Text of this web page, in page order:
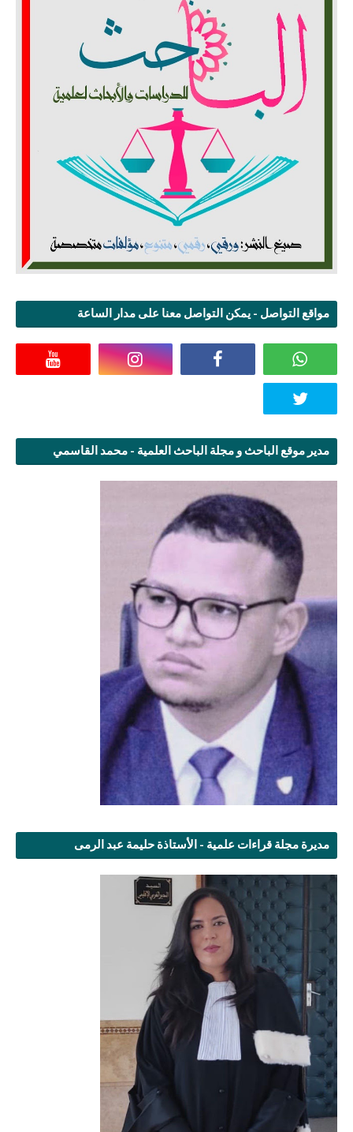
مواقع التواصل - يمكن التواصل معنا على مدار الساعة
مدير موقع الباحث و مجلة الباحث العلمية - محمد القاسمي
مديرة مجلة قراءات علمية - الأستاذة حليمة عبد الرمى